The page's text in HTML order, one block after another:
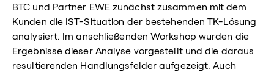
BTC und Partner EWE zunächst zusammen mit dem
Kunden die IST-Situation der bestehenden TK-Lösung
analysiert. Im anschließenden Workshop wurden die
Ergebnisse dieser Analyse vorgestellt und die daraus
resultierenden Handlungsfelder aufgezeigt. Auch